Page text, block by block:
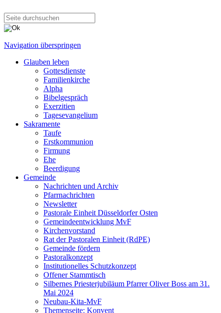
Navigation überspringen
Glauben leben
Gottesdienste
Familienkirche
Alpha
Bibelgespräch
Exerzitien
Tagesevangelium
Sakramente
Taufe
Erstkommunion
Firmung
Ehe
Beerdigung
Gemeinde
Nachrichten und Archiv
Pfarrnachrichten
Newsletter
Pastorale Einheit Düsseldorfer Osten
Gemeindeentwicklung MvF
Kirchenvorstand
Rat der Pastoralen Einheit (RdPE)
Gemeinde fördern
Pastoralkonzept
Institutionelles Schutzkonzept
Offener Stammtisch
Silbernes Priesterjubiläum Pfarrer Oliver Boss am 31.
Mai 2024
Neubau-Kita-MvF
Themenseite: Konvent